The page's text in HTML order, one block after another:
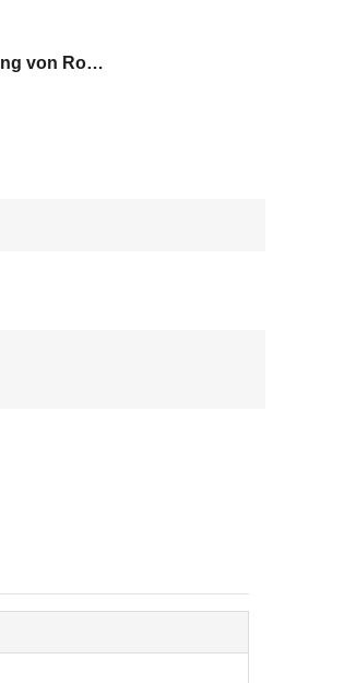
Maschine zur Herstellung von Rohren aus Kohlenstoffstahl